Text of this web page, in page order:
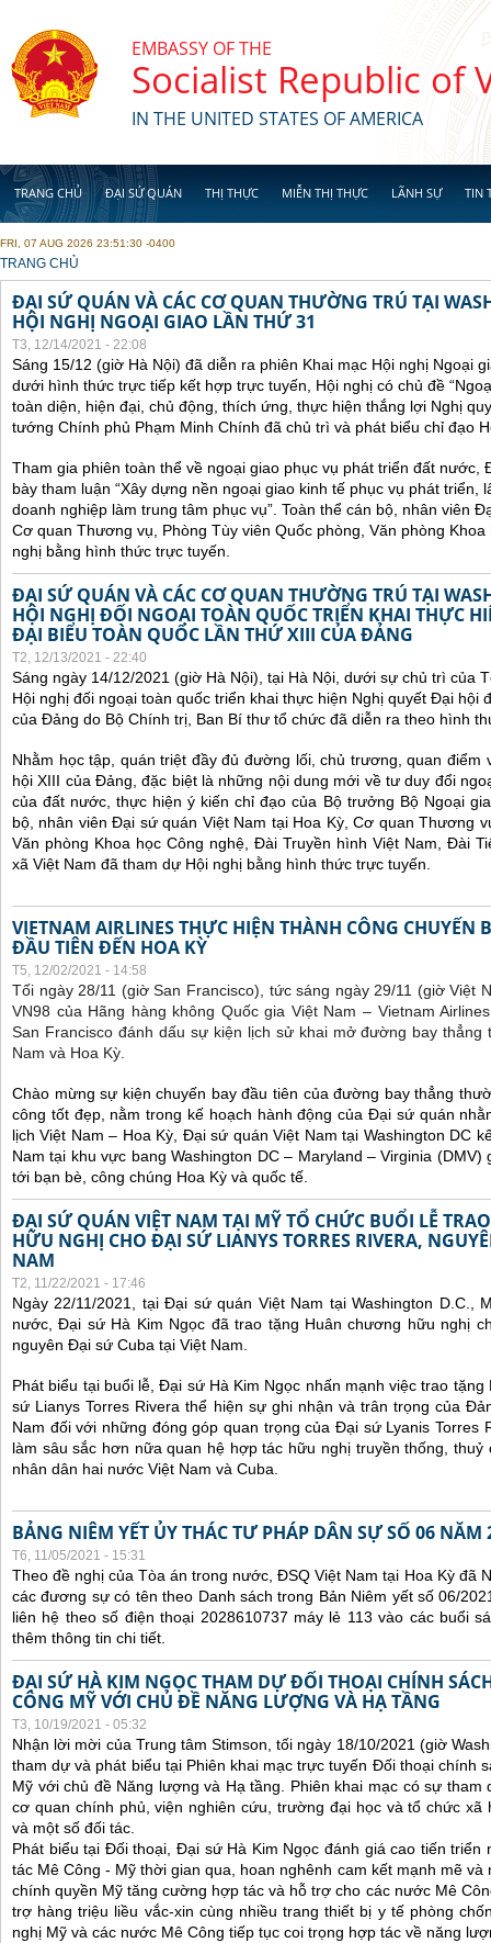
EMBASSY OF THE
Socialist Republic of
IN THE UNITED STATES OF AMERICA
TRANG CHỦ ĐẠI SỨ QUÁN THỊ THỰC MIỄN THỊ THỰC LÃNH SỰ TIN
FRI, 07 AUG 2026 23:51:30 -0400
YOU ARE HERE
TRANG CHỦ
ĐẠI SỨ QUÁN VÀ CÁC CƠ QUAN THƯỜNG TRÚ TẠI
HỘI NGHỊ NGOẠI GIAO LẦN THỨ 31
T3, 12/14/2021 - 22:08
Sáng 15/12 (giờ Hà Nội) đã diễn ra phiên Khai mạc Hội nghị Ngoại
dưới hình thức trực tiếp kết hợp trực tuyến, Hội nghị có chủ đề
toàn diện, hiện đại, chủ động, thích ứng, thực hiện thắng lợi Nghị
tướng Chính phủ Phạm Minh Chính đã chủ trì và phát biểu chỉ đạo
Tham gia phiên toàn thể về ngoại giao phục vụ phát triển đất nước,
bày tham luận “Xây dựng nền ngoại giao kinh tế phục vụ phát triển,
doanh nghiệp làm trung tâm phục vụ”. Toàn thể cán bộ, nhân viên
Cơ quan Thương vụ, Phòng Tùy viên Quốc phòng, Văn phòng
nghị bằng hình thức trực tuyến.
ĐẠI SỨ QUÁN VÀ CÁC CƠ QUAN THƯỜNG TRÚ TẠI
HỘI NGHỊ ĐỐI NGOẠI TOÀN QUỐC TRIỂN KHAI THỰC
ĐẠI BIỂU TOÀN QUỐC LẦN THỨ XIII CỦA ĐẢNG
T2, 12/13/2021 - 22:40
Sáng ngày 14/12/2021 (giờ Hà Nội), tại Hà Nội, dưới sự chủ trì của
Hội nghị đối ngoại toàn quốc triển khai thực hiện Nghị quyết Đại hội
của Đảng do Bộ Chính trị, Ban Bí thư tổ chức đã diễn ra theo hình
Nhằm học tập, quán triệt đầy đủ đường lối, chủ trương, quan điểm
hội XIII của Đảng, đặc biệt là những nội dung mới về tư duy đổi
của đất nước, thực hiện ý kiến chỉ đạo của Bộ trưởng Bộ Ngoại
bộ, nhân viên Đại sứ quán Việt Nam tại Hoa Kỳ, Cơ quan Thương
Văn phòng Khoa học Công nghệ, Đài Truyền hình Việt Nam, Đài
xã Việt Nam đã tham dự Hội nghị bằng hình thức trực tuyến.
VIETNAM AIRLINES THỰC HIỆN THÀNH CÔNG CHUYẾN
ĐẦU TIÊN ĐẾN HOA KỲ
T5, 12/02/2021 - 14:58
Tối ngày 28/11 (giờ San Francisco), tức sáng ngày 29/11 (giờ Việt
VN98 của Hãng hàng không Quốc gia Việt Nam – Vietnam
San Francisco đánh dấu sự kiện lịch sử khai mở đường bay
Nam và Hoa Kỳ.
Chào mừng sự kiện chuyến bay đầu tiên của đường bay thẳng
công tốt đẹp, nằm trong kế hoạch hành động của Đại sứ quán
lịch Việt Nam – Hoa Kỳ, Đại sứ quán Việt Nam tại Washington DC
Nam tại khu vực bang Washington DC – Maryland – Virginia
tới bạn bè, công chúng Hoa Kỳ và quốc tế.
ĐẠI SỨ QUÁN VIỆT NAM TẠI MỸ TỔ CHỨC BUỔI LỄ
HỮU NGHỊ CHO ĐẠI SỨ LIANYS TORRES RIVERA,
NAM
T2, 11/22/2021 - 17:46
Ngày 22/11/2021, tại Đại sứ quán Việt Nam tại Washington D.C.,
nước, Đại sứ Hà Kim Ngọc đã trao tặng Huân chương hữu nghị
nguyên Đại sứ Cuba tại Việt Nam.
Phát biểu tại buổi lễ, Đại sứ Hà Kim Ngọc nhấn mạnh việc trao
sứ Lianys Torres Rivera thể hiện sự ghi nhận và trân trọng của
Nam đối với những đóng góp quan trọng của Đại sứ Lyanis Torres
làm sâu sắc hơn nữa quan hệ hợp tác hữu nghị truyền thống,
nhân dân hai nước Việt Nam và Cuba.
BẢNG NIÊM YẾT ỦY THÁC TƯ PHÁP DÂN SỰ SỐ 06 NĂM
T6, 11/05/2021 - 15:31
Theo đề nghị của Tòa án trong nước, ĐSQ Việt Nam tại Hoa Kỳ đã
các đương sự có tên theo Danh sách trong Bản Niêm yết số 06/
liên hệ theo số điện thoại 2028610737 máy lẻ 113 vào các buổi
thêm thông tin chi tiết.
ĐẠI SỨ HÀ KIM NGỌC THAM DỰ ĐỐI THOẠI CHÍNH
CÔNG MỸ VỚI CHỦ ĐỀ NĂNG LƯỢNG VÀ HẠ TẦNG
T3, 10/19/2021 - 05:32
Nhận lời mời của Trung tâm Stimson, tối ngày 18/10/2021 (giờ
tham dự và phát biểu tại Phiên khai mạc trực tuyến Đối thoại chính
Mỹ với chủ đề Năng lượng và Hạ tầng. Phiên khai mạc có sự
cơ quan chính phủ, viện nghiên cứu, trường đại học và tổ chức xã
và một số đối tác.
Phát biểu tại Đối thoại, Đại sứ Hà Kim Ngọc đánh giá cao tiến triển
tác Mê Công - Mỹ thời gian qua, hoan nghênh cam kết mạnh mẽ
chính quyền Mỹ tăng cường hợp tác và hỗ trợ cho các nước Mê
trợ hàng triệu liều vắc-xin cùng nhiều trang thiết bị y tế phòng
nghị Mỹ và các nước Mê Công tiếp tục coi trọng hợp tác về năng